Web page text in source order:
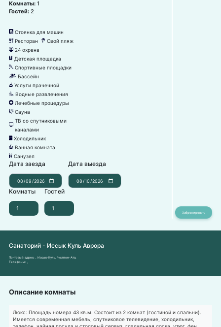
Комнаты: 1
Гостей: 2
냧 Стоянка для машин
뎃 Ресторан 눢 Свой пляж
댑 24 охрана
끰 Детская площадка
끡 Спортивные площадки
끂 Бассейн
뀧 Услуги прачечной
뀦 Водные развлечения
냯 Лечебные процедуры
끤 Сауна
넎
ТВ со спутниковыми
каналами
녒 Холодильник
넸 Ванная комната
댃 Санузел
Дата заезда Дата выезда
Комнаты Гостей
Санаторий - Иссык Куль Аврора
Почтовый адрес:
, Иссык-Куль, Чолпон-Ата,
Телефоны:
Описание комнаты